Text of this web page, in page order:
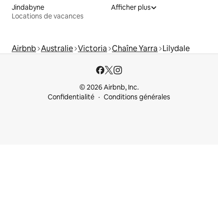
Jindabyne
Locations de vacances
Afficher plus
Airbnb Australie Victoria Chaîne Yarra Lilydale
© 2026 Airbnb, Inc.
Confidentialité
Conditions générales